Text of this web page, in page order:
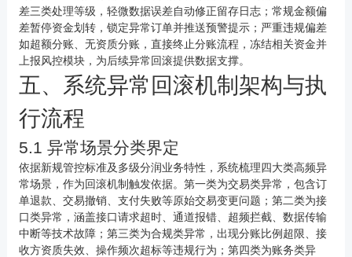
差三类处理等级，轻微数据误差自动修正留存日志；常规金额偏
差暂停资金划转，锁定异常订单并推送预警提示；严重违规偏差
如超额分账、无资质分账，直接终止分账流程，冻结相关资金并
上报风控模块，为后续异常回滚提供数据支撑。
五、系统异常回滚机制架构与执
行流程
5.1 异常场景分类界定
依据新规管控标准及多级分润业务特性，系统梳理四大类高频异
常场景，作为回滚机制触发依据。第一类为交易类异常，包含订
单退款、交易撤销、支付失败等原始交易变更问题；第二类为接
口类异常，涵盖接口请求超时、通道报错、超频拦截、数据传输
中断等技术故障；第三类为合规类异常，出现分账比例超限、接
收方资质失效、操作频次超标等违规行为；第四类为账务类异